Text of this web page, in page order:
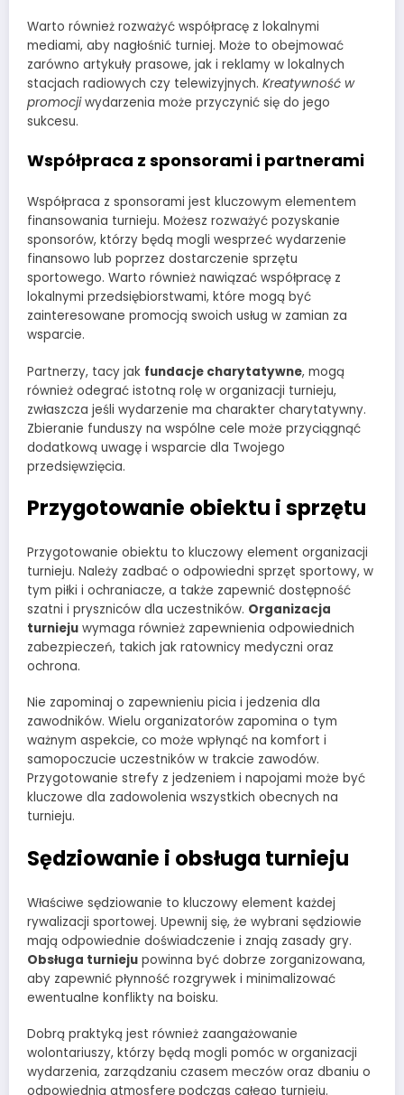
Warto również rozważyć współpracę z lokalnymi
mediami, aby nagłośnić turniej. Może to obejmować
zarówno artykuły prasowe, jak i reklamy w lokalnych
stacjach radiowych czy telewizyjnych. Kreatywność w
promocjiwydarzenia może przyczynić się do jego
sukcesu.
Współpraca z sponsorami i partnerami
Współpraca z sponsorami jest kluczowym elementem
finansowania turnieju. Możesz rozważyć pozyskanie
sponsorów, którzy będą mogli wesprzeć wydarzenie
finansowo lub poprzez dostarczenie sprzętu
sportowego. Warto również nawiązać współpracę z
lokalnymi przedsiębiorstwami, które mogą być
zainteresowane promocją swoich usług w zamian za
wsparcie.
Partnerzy, tacy jak fundacje charytatywne, mogą
również odegrać istotną rolę w organizacji turnieju,
zwłaszcza jeśli wydarzenie ma charakter charytatywny.
Zbieranie funduszy na wspólne cele może przyciągnąć
dodatkową uwagę i wsparcie dla Twojego
przedsięwzięcia.
Przygotowanie obiektu i sprzętu
Przygotowanie obiektu to kluczowy element organizacji
turnieju. Należy zadbać o odpowiedni sprzęt sportowy, w
tym piłki i ochraniacze, a także zapewnić dostępność
szatni i pryszniców dla uczestników. Organizacja
turnieju wymaga również zapewnienia odpowiednich
zabezpieczeń, takich jak ratownicy medyczni oraz
ochrona.
Nie zapominaj o zapewnieniu picia i jedzenia dla
zawodników. Wielu organizatorów zapomina o tym
ważnym aspekcie, co może wpłynąć na komfort i
samopoczucie uczestników w trakcie zawodów.
Przygotowanie strefy z jedzeniem i napojami może być
kluczowe dla zadowolenia wszystkich obecnych na
turnieju.
Sędziowanie i obsługa turnieju
Właściwe sędziowanie to kluczowy element każdej
rywalizacji sportowej. Upewnij się, że wybrani sędziowie
mają odpowiednie doświadczenie i znają zasady gry.
Obsługa turnieju powinna być dobrze zorganizowana,
aby zapewnić płynność rozgrywek i minimalizować
ewentualne konflikty na boisku.
Dobrą praktyką jest również zaangażowanie
wolontariuszy, którzy będą mogli pomóc w organizacji
wydarzenia, zarządzaniu czasem meczów oraz dbaniu o
odpowiednią atmosferę podczas całego turnieju.